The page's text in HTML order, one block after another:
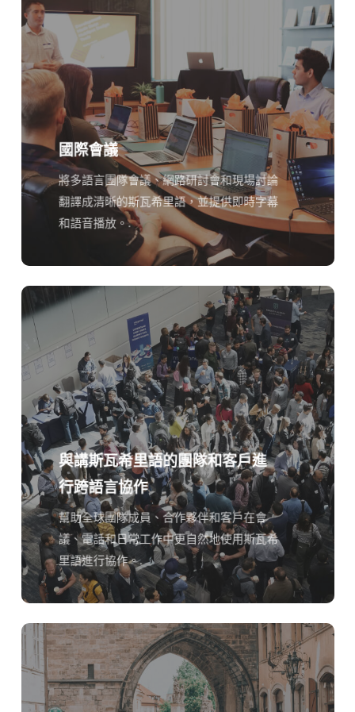
國際會議
將多語言團隊會議、網路研討會和現場討論
翻譯成清晰的斯瓦希里語，並提供即時字幕
和語音播放。.
與講斯瓦希里語的團隊和客戶進
行跨語言協作
幫助全球團隊成員、合作夥伴和客戶在會
議、電話和日常工作中更自然地使用斯瓦希
里語進行協作。.